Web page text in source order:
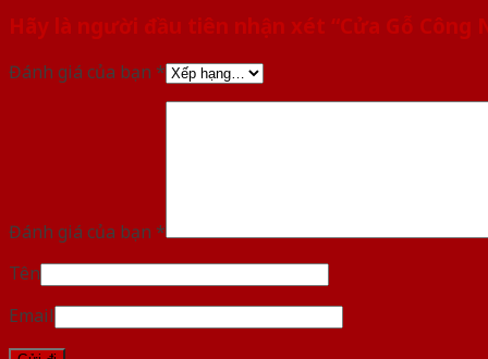
Hãy là người đầu tiên nhận xét “Cửa Gỗ Công
Đánh giá của bạn *
Đánh giá của bạn *
Tên
Email